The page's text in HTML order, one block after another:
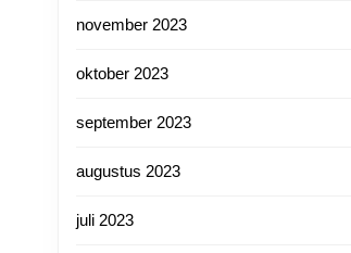
november 2023
oktober 2023
september 2023
augustus 2023
juli 2023